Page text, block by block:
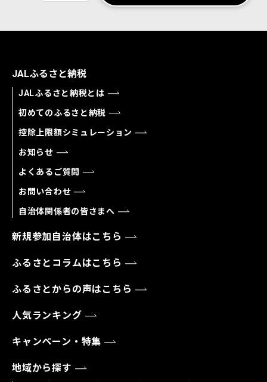
JALふるさと納税
JALふるさと納税とは
初めてのふるさと納税
控除上限額シミュレーション
お知らせ
よくあるご質問
お問い合わせ
自治体関係者の皆さまへ
新規参加自治体はこちら
ふるさとコラムはこちら
ふるさとからの声はこちら
人気ランキング
キャンペーン・特集
地域から探す